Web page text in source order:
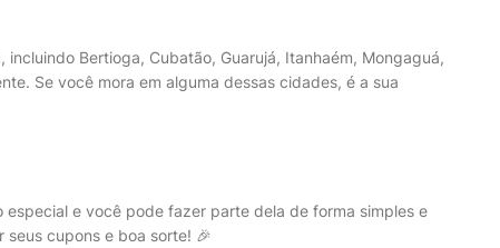
Bertioga, Cubatão, Guarujá, Itanhaém, Mongaguá,
Se você mora em alguma dessas cidades, é a sua
e você pode fazer parte dela de forma simples e
seus cupons e boa sorte! 🎉